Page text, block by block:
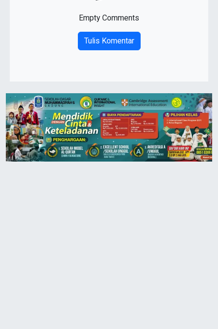
Empty Comments
Tulis Komentar